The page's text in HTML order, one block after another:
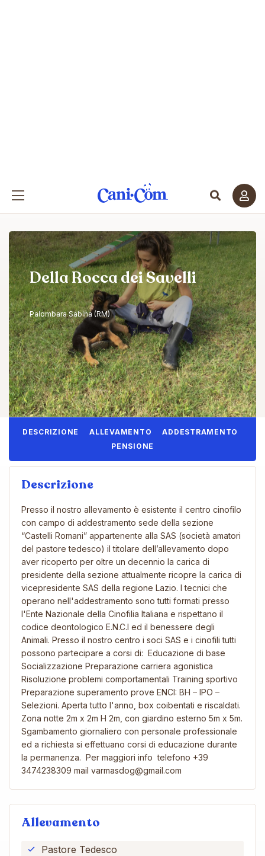
Della Rocca dei Savelli
Palombara Sabina (RM)
DESCRIZIONE ALLEVAMENTO
ADDESTRAMENTO
PENSIONE
Descrizione
Presso il nostro allevamento è esistente il centro cinofilo
con campo di addestramento sede della sezione
“Castelli Romani” appartenente alla SAS (società amatori
del pastore tedesco) il titolare dell’allevamento dopo
aver ricoperto per oltre un decennio la carica di
presidente della sezione attualmente ricopre la carica di
vicepresidente SAS della regione Lazio. I tecnici che
operano nell'addestramento sono tutti formati presso
l'Ente Nazionale della Cinofilia Italiana e rispettano il
codice deontologico E.N.C.I ed il benessere degli
Animali. Presso il nostro centro i soci SAS e i cinofili tutti
possono partecipare a corsi di: Educazione di base
Socializzazione Preparazione carriera agonistica
Risoluzione problemi comportamentali Training sportivo
Preparazione superamento prove ENCI: BH – IPO –
Selezioni. Aperta tutto l'anno, box coibentati e riscaldati.
Zona notte 2m x 2m H 2m, con giardino esterno 5m x 5m.
Sgambamento giornaliero con personale professionale
ed a richiesta si effettuano corsi di educazione durante
la permanenza. Per maggiori info telefono +39
3474238309 mail varmasdog@gmail.com
Allevamento
Pastore Tedesco